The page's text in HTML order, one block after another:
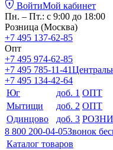
ВойтиМой кабинет
Пн. – Пт.: с 9:00 до 18:00
Розница (Москва)
+7 495 137-62-85
Опт
+7 495 974-62-85
+7 495 785-11-41
+7 495 134-42-64
Юг
доб. 1 ОПТ
Мытищи
доб. 2 ОПТ
Одинцово
доб. 3
8 800 200-04-05Звонок
Каталог товаров